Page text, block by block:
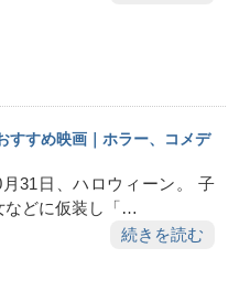
すすめ映画｜ホラー、コメデ
31日、ハロウィーン。 子
などに仮装し「…
続きを読む